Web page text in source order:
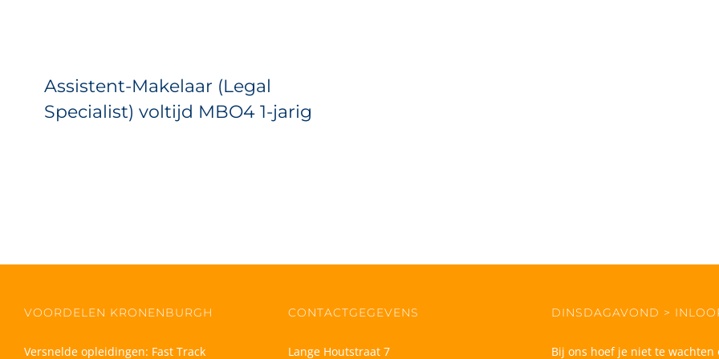
Assistent-Makelaar (Legal
Specialist) voltijd MBO4 1-jarig
VOORDELEN KRONENBURGH
Versnelde opleidingen: Fast Track
CONTACTGEGEVENS
Lange Houtstraat 7
DINSDAGAVOND >
Bij ons hoef je niet te wachten